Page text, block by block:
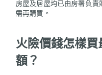
房屋及居屋均已由房署負
需再購買。
火險價錢怎樣
額？